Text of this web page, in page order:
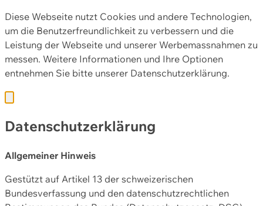
Diese Webseite nutzt Cookies und andere Technologien,
um die Benutzerfreundlichkeit zu verbessern und die
Leistung der Webseite und unserer Werbemassnahmen zu
messen. Weitere Informationen und Ihre Optionen
entnehmen Sie bitte unserer Datenschutzerklärung.
Datenschutzerklärung
Allgemeiner Hinweis
Gestützt auf Artikel 13 der schweizerischen
Bundesverfassung und den datenschutzrechtlichen